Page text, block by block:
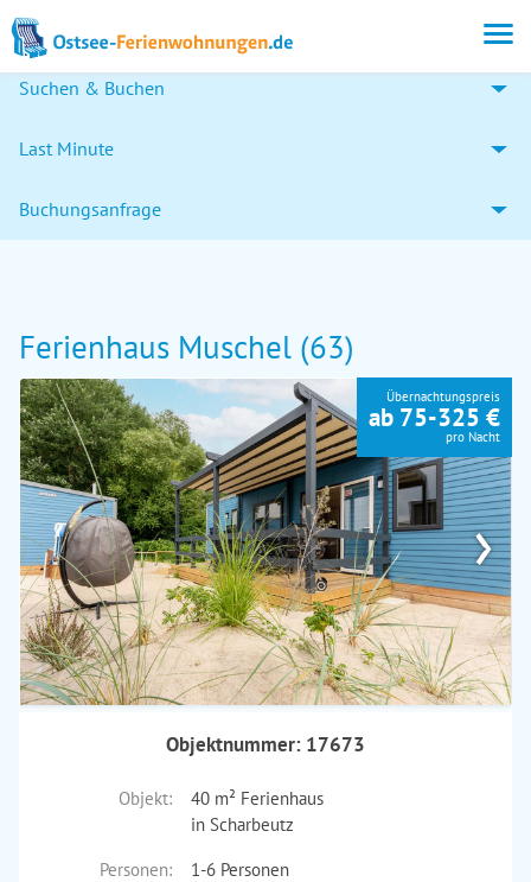
Suchen & Buchen
Last Minute
Buchungsanfrage
Ferienhaus Muschel (63)
›
Übernachtungspreis
ab 75-325 €
pro Nacht
Objektnummer: 17673
Objekt:
40 m² Ferienhaus
in Scharbeutz
Personen:
1-6 Personen